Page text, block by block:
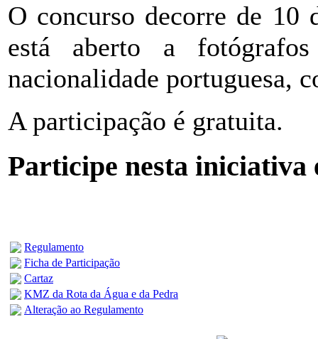
O concurso decorre de 10
está aberto a
nacionalidade portuguesa,
A participação é gratuita.
Participe nesta iniciativa
Regulamento
Ficha de Participação
Cartaz
KMZ da Rota da Água e da Pedra
Alteração ao Regulamento